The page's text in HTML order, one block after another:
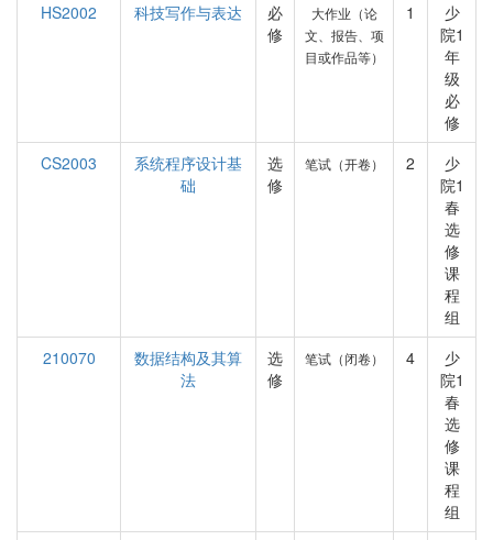
HS2002
科技写作与表达
必
修
大作业（论
文、报告、项
目或作品等）
1
少
院1
年
级
必
修
CS2003
系统程序设计基
础
选
修
笔试（开卷） 2
少
院1
春
选
修
课
程
组
210070
数据结构及其算
法
选
修
笔试（闭卷） 4
少
院1
春
选
修
课
程
组